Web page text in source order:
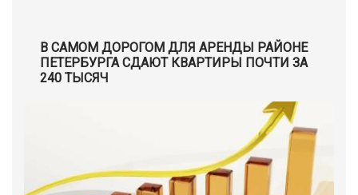
В САМОМ ДОРОГОМ ДЛЯ АРЕНДЫ РАЙОНЕ
ПЕТЕРБУРГА СДАЮТ КВАРТИРЫ ПОЧТИ ЗА
240 ТЫСЯЧ